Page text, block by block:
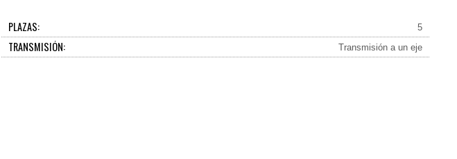
PLAZAS: 5
TRANSMISIÓN: Transmisión a un eje